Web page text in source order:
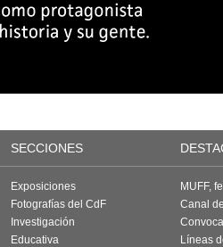
SECCIONES
Exposiciones
Fotografías del CdF
Investigación
Educativa
MUFF,
Canal
Líneas